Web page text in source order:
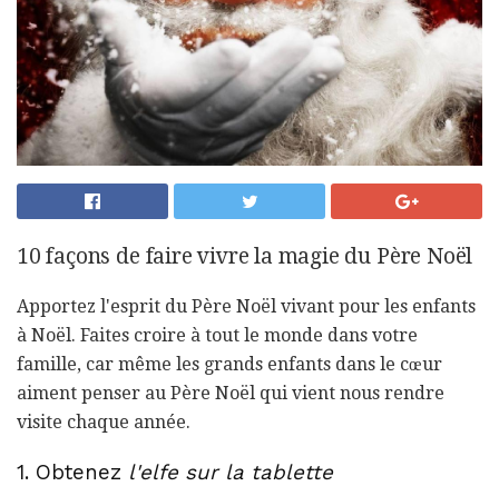
10 façons de faire vivre la magie du Père Noël
Apportez l'esprit du Père Noël vivant pour les enfants
à Noël. Faites croire à tout le monde dans votre
famille, car même les grands enfants dans le cœur
aiment penser au Père Noël qui vient nous rendre
visite chaque année.
1. Obtenez l'elfe sur la tablette